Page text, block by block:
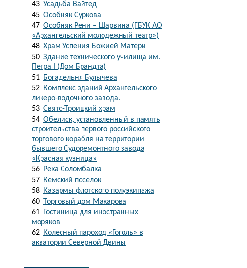
43 Усадьба Вайтед
45 Особняк Суркова
47 Особняк Рени – Шарвина (ГБУК АО
«Архангельский молодежный театр»)
48 Храм Успения Божией Матери
50 Здание технического училища им.
Петра I (Дом Брандта)
51
Богадельня Булычева
52
Комплекс зданий Архангельского
ликеро-водочного завода.
53 Свято-Троицкий храм
54 Обелиск, установленный в память
строительства первого российского
торгового корабля на территории
бывшего Судоремонтного завода
«Красная кузница»
56
Река Соломбалка
57
Кемский поселок
58
Казармы флотского полуэкипажа
60 Торговый дом Макарова
61
Гостиница для иностранных
моряков
62
Колесный пароход «Гоголь» в
акватории Северной Двины